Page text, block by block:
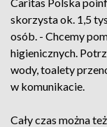
skorzysta ok. 1,5
osób. - Chcemy
higienicznych.
wody, toalety
w komunikacie.
Cały czas można